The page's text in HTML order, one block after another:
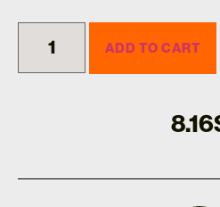
ADD TO CART
8.16